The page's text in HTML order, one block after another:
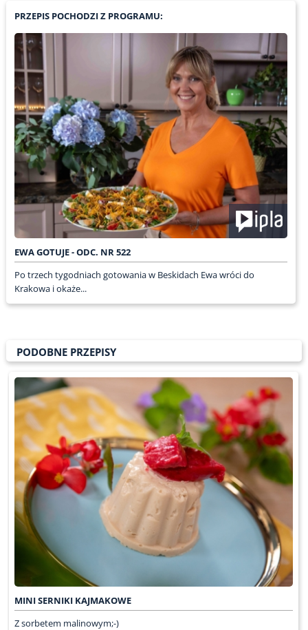
PRZEPIS POCHODZI Z PROGRAMU:
EWA GOTUJE - ODC. NR 522
Po trzech tygodniach gotowania w Beskidach Ewa wróci do
Krakowa i okaże...
PODOBNE PRZEPISY
MINI SERNIKI KAJMAKOWE
Z sorbetem malinowym;-)